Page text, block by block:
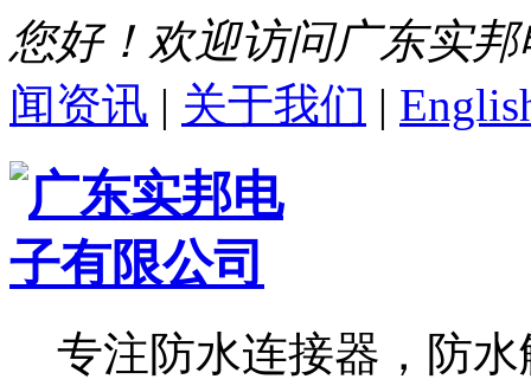
您好！欢迎访问广东实
闻资讯 | 关于我们 |
专注防水连接器，防